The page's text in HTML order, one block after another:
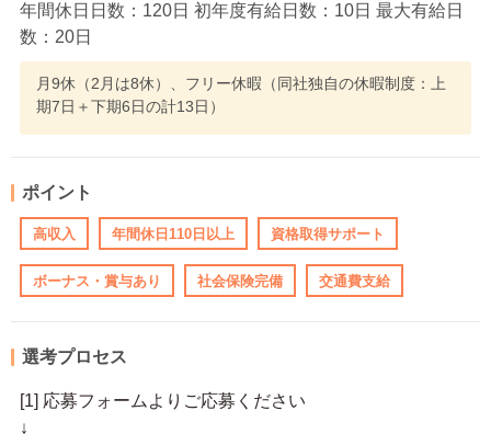
年間休日日数：120日 初年度有給日数：10日 最大有給日
数：20日
月9休（2月は8休）、フリー休暇（同社独自の休暇制度：上
期7日＋下期6日の計13日）
ポイント
高収入 年間休日110日以上 資格取得サポート
ボーナス・賞与あり 社会保険完備 交通費支給
選考プロセス
[1] 応募フォームよりご応募ください
↓